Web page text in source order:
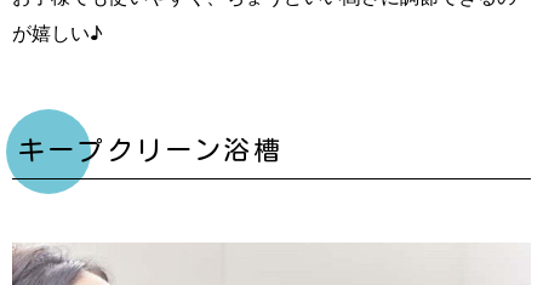
が嬉しい♪
キープクリーン浴槽